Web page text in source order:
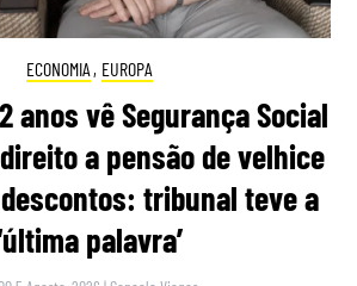
ECONOMIA , EUROPA
anos vê Segurança Social
a pensão de velhice
tribunal teve a
palavra’